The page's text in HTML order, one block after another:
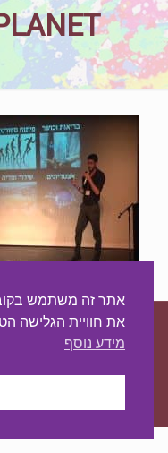
עיצוב ובניית
את חוויית הגלישה
מידע נוסף